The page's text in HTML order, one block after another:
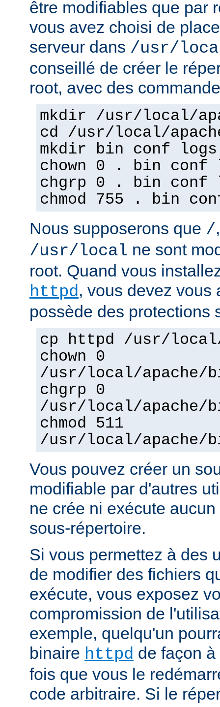
être modifiables que par
vous avez choisi de
serveur dans /usr/
conseillé de créer le
root, avec des
mkdir /usr/local/
cd /usr/local/
mkdir bin conf logs
chown 0 . bin conf
chgrp 0 . bin conf
chmod 755 . bin
Nous supposerons que /
/usr/local ne sont
root. Quand vous
httpd, vous devez vous
possède des protections
cp httpd /usr/
chown 0
/usr/local/apache/
chgrp 0
/usr/local/apache/
chmod 511
/usr/local/apache/
Vous pouvez créer un
modifiable par d'autres
ne crée ni exécute
sous-répertoire.
Si vous permettez à des
de modifier des fichiers
exécute, vous exposez
compromission de
exemple, quelqu'un
binaire httpd de façon
fois que vous le
code arbitraire. Si le